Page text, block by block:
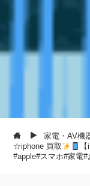
家電・AV機
☆iphone 買取
#apple#スマホ#家電